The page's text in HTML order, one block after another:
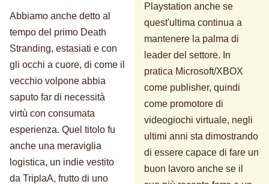
Abbiamo anche detto al
tempo del primo Death
Stranding, estasiati e con
gli occhi a cuore, di come il
vecchio volpone abbia
saputo far di necessità
virtù con consumata
esperienza. Quel titolo fu
anche una meraviglia
logistica, un indie vestito
da TriplaA, frutto di uno
Playstation anche se
quest'ultima continua a
mantenere la palma di
leader del settore. In
pratica Microsoft/XBOX
come publisher, quindi
come promotore di
videogiochi virtuale, negli
ultimi anni sta dimostrando
di essere capace di fare un
buon lavoro anche se il